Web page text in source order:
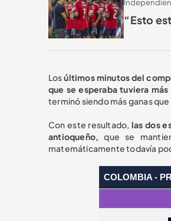
“Esto
Losúltimos minutos del
que se esperaba tuviera más
terminó siendo más ganas
Con este resultado,las dos
antioqueño,que se
matemáticamente todavía